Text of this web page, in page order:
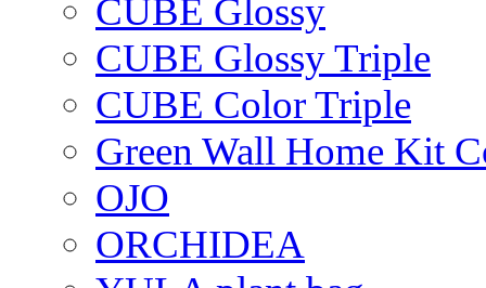
CUBE Glossy
CUBE Glossy Triple
CUBE Color Triple
Green Wall Home Kit
OJO
ORCHIDEA